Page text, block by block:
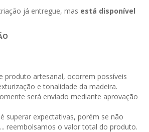
já entregue, mas está disponível
produto artesanal, ocorrem possíveis
e tonalidade da madeira.
será enviado mediante aprovação
superar expectativas, porém se não
reembolsamos o valor total do produto.